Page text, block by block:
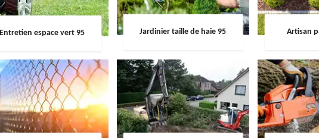
Entretien espace vert 95 Jardinier taille de haie 95 Artisan